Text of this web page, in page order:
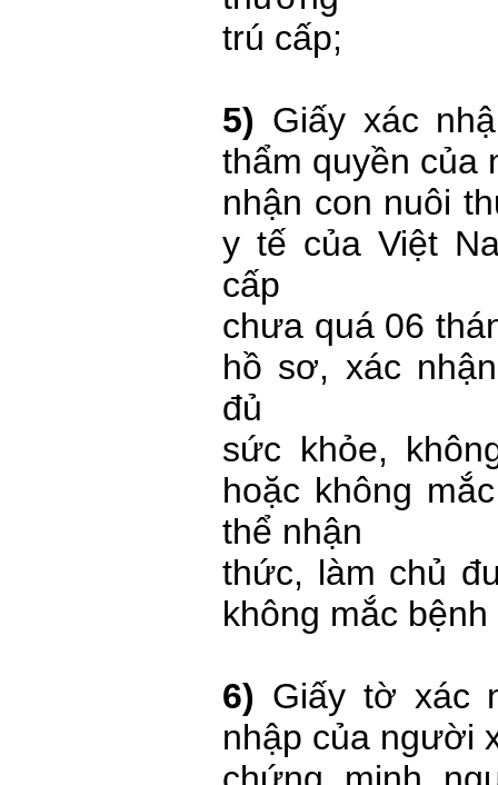
trú cấp;
5) Giấy xác
thẩm quyền
nhận con nuôi
y tế của Việt
cấp
chưa quá 06
hồ sơ, xác
đủ
sức khỏe,
hoặc không
thể nhận
thức, làm chủ
không mắc
6) Giấy tờ xác
nhập của người